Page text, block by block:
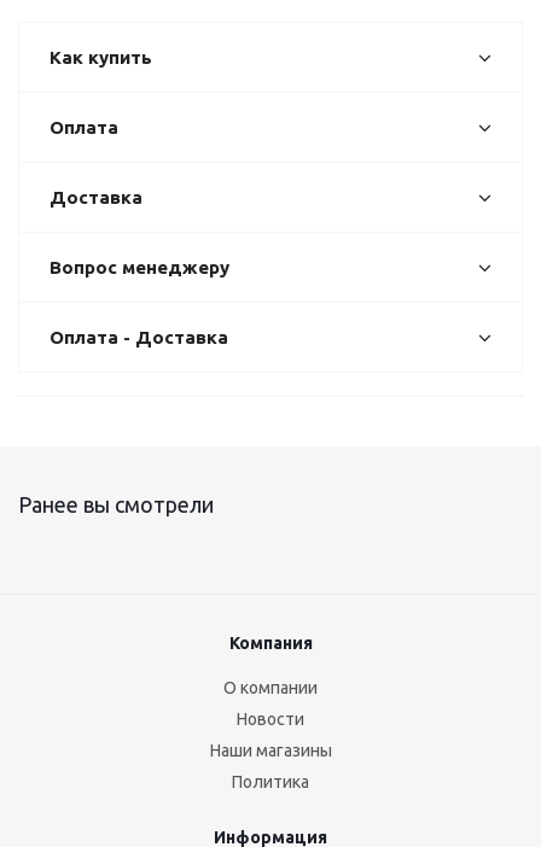
Как купить
Оплата
Доставка
Вопрос менеджеру
Оплата - Доставка
Ранее вы смотрели
Компания
О компании
Новости
Наши магазины
Политика
Информация